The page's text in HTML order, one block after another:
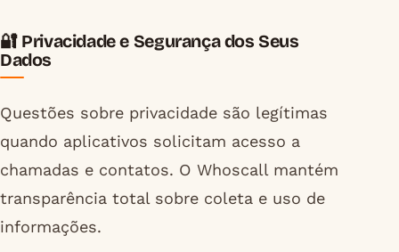
🔐 Privacidade e Segurança dos Seus
Dados
Questões sobre privacidade são legítimas
quando aplicativos solicitam acesso a
chamadas e contatos. O Whoscall mantém
transparência total sobre coleta e uso de
informações.